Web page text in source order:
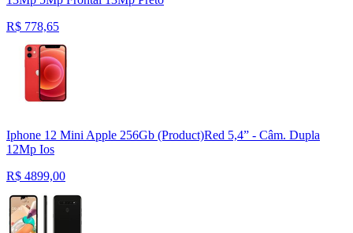
R$ 778,65
Iphone 12 Mini Apple 256Gb (Product)Red 5,4” - Câm. Dupla
12Mp Ios
R$ 4899,00